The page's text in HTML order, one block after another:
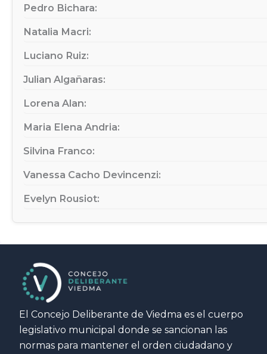
Pedro Bichara:
Natalia Macri:
Luciano Ruiz:
Julian Algañaras:
Lorena Alan:
Maria Elena Andria:
Silvina Franco:
Vanessa Cacho Devincenzi:
Evelyn Rousiot:
El Concejo Deliberante de Viedma es el cuerpo
legislativo municipal donde se sancionan las
normas para mantener el orden ciudadano y